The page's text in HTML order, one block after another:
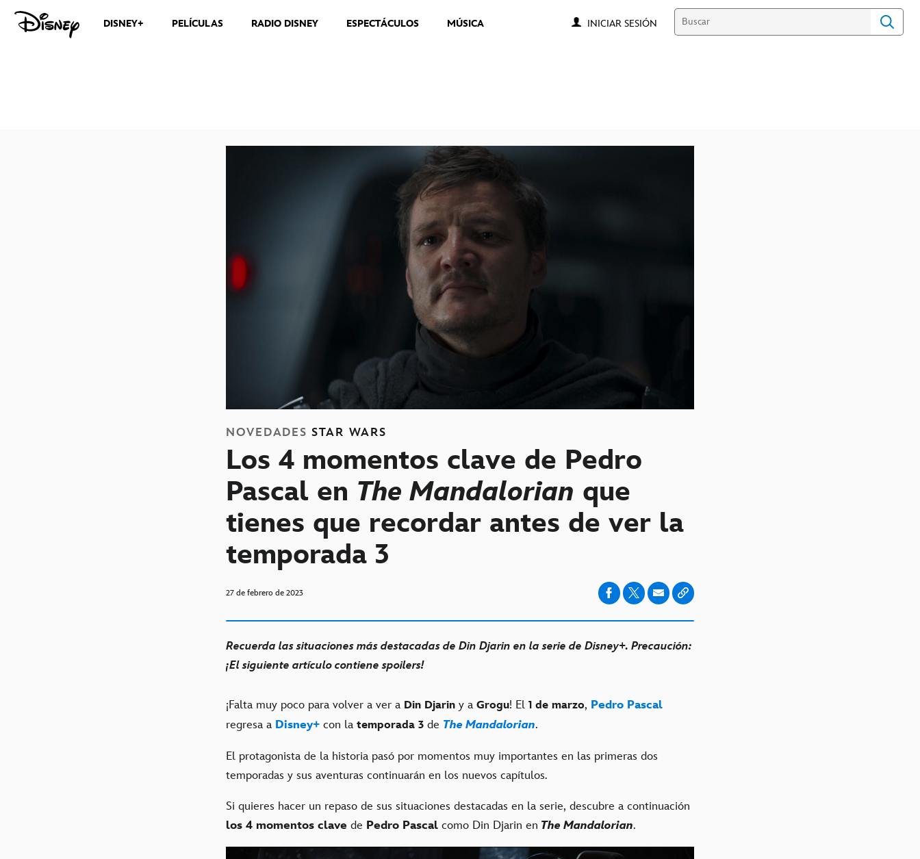
DISNEY+ PELÍCULAS RADIO DISNEY ESPECTÁCULOS MÚSICA INICIAR SESIÓN
NOVEDADES STAR WARS
Los 4 momentos clave de Pedro
Pascal en The Mandalorian que
tienes que recordar antes de ver la
temporada 3
27 de febrero de 2023
Recuerda las situaciones más destacadas de Din Djarin en la serie de Disney+. Precaución:
¡El siguiente artículo contiene spoilers!
¡Falta muy poco para volver a ver a Din Djarin y a Grogu! El 1 de marzo, Pedro Pascal
regresa a Disney+ con la temporada 3 de The Mandalorian.
El protagonista de la historia pasó por momentos muy importantes en las primeras dos
temporadas y sus aventuras continuarán en los nuevos capítulos.
Si quieres hacer un repaso de sus situaciones destacadas en la serie, descubre a continuación
los 4 momentos clave de Pedro Pascal como Din Djarin en The Mandalorian.